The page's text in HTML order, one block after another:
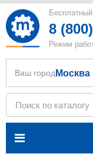
8
Режим
Ваш город Москва